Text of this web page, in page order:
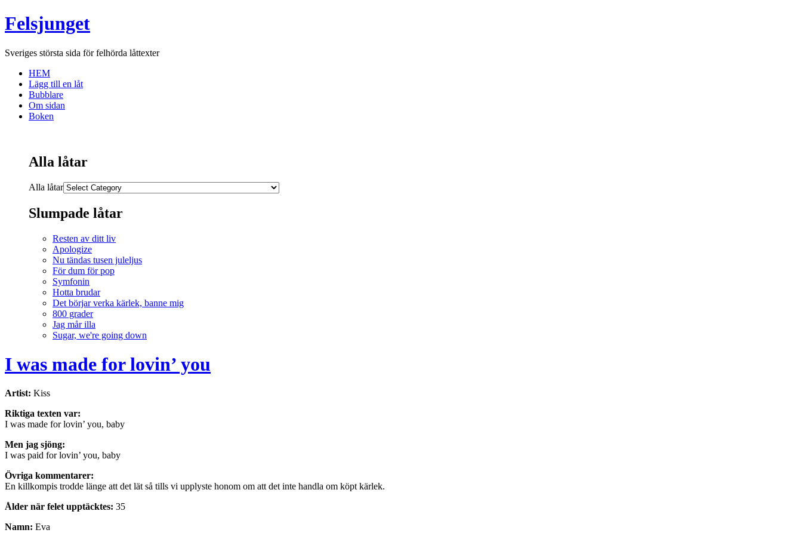
Felsjunget
Sveriges största sida för felhörda låttexter
HEM
Lägg till en låt
Bubblare
Om sidan
Boken
Alla låtar
Alla låtar
Slumpade låtar
Resten av ditt liv
Apologize
Nu tändas tusen juleljus
För dum för pop
Symfonin
Hotta brudar
Det börjar verka kärlek, banne mig
800 grader
Jag mår illa
Sugar, we're going down
I was made for lovin’ you
Artist: Kiss
Riktiga texten var:
I was made for lovin’ you, baby
Men jag sjöng:
I was paid for lovin’ you, baby
Övriga kommentarer:
En killkompis trodde länge att det lät så tills vi upplyste honom om att det inte handla om köpt kärlek.
Ålder när felet upptäcktes: 35
Namn: Eva